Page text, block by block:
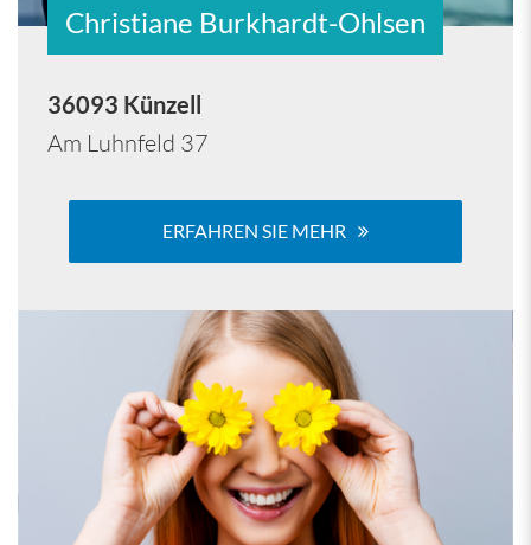
Christiane Burkhardt-Ohlsen
36093 Künzell
Am Luhnfeld 37
ERFAHREN SIE MEHR